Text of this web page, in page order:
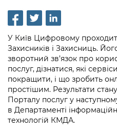
Проєкти
перебувають на
Рішення Київради
Контактна інформація
Графік роботи та
Вакансії
Освіта та навчальні
Навколишнє
Містобудування та
Культура, спорт,
Бізнес та ліцензування
Громадська експертиза
Консультації з
Громадська рада
Петиції
Відкритий бюджет
Інформація з
Подати запит онлайн
Проекти нормативно-
інших актів
Нормативна база
Питання і відповіді про
Медіагалерея
Підписатися на новини
КМДА / Subscribe to
from the KCSA
Порядок акредитації
Accreditation process
Подати
Submitting a media
Портал Послуг
У Київ Цифровому
Захисників і Захисниць.
зворотний зв’язок про
послуг, дізнатися, які
покращити, і що зробить
простішим. Результати
Порталу послуг у
в Департаменті
технологій КМДА.